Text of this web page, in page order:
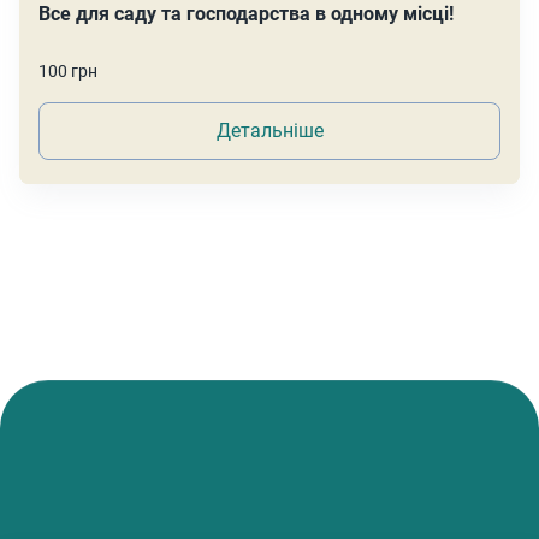
Все для саду та господарства в одному місці!
100 грн
Детальніше